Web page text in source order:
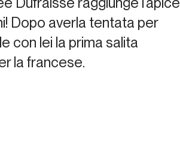
Dopo averla tentata per
con lei la prima salita
la francese.